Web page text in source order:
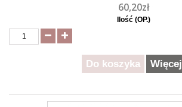
60,20zł
Ilość (OP.)
Do koszyka Więcej